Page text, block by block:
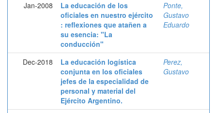
Jan-2008
La educación de los
oficiales en nuestro ejército
: reflexiones que atañen a
su esencia: "La
conducción"
Ponte,
Gustavo
Eduardo
Dec-2018
La educación logística
conjunta en los oficiales
jefes de la especialidad de
personal y material del
Ejército Argentino.
Perez,
Gustavo